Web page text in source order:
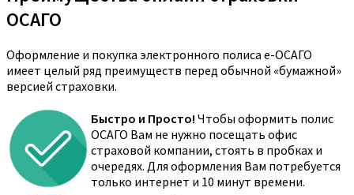
ОСАГО
Оформление и покупка электронного полиса е-ОСАГО
имеет целый ряд преимуществ перед обычной «бумажной»
версией страховки.
Быстро и Просто! Чтобы оформить полис
ОСАГО Вам не нужно посещать офис
страховой компании, стоять в пробках и
очередях. Для оформления Вам потребуется
только интернет и 10 минут времени.